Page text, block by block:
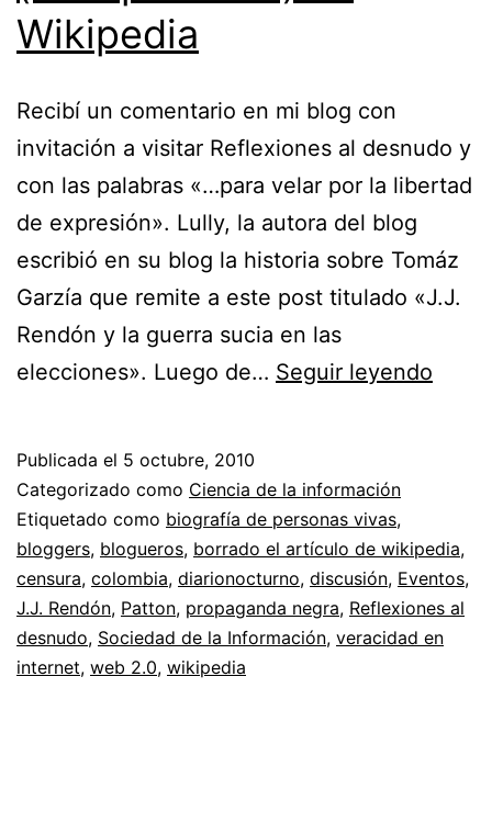
Wikipedia
Recibí un comentario en mi blog con
invitación a visitar Reflexiones al desnudo y
con las palabras «…para velar por la libertad
de expresión». Lully, la autora del blog
escribió en su blog la historia sobre Tomáz
Garzía que remite a este post titulado «J.J.
Rendón y la guerra sucia en las
elecciones». Luego de… Seguir leyendo
en
Publicada el 5 octubre, 2010
Categorizado como Ciencia de la información
Etiquetado como biografía de personas vivas,
bloggers, blogueros, borrado el artículo de wikipedia,
censura, colombia, diarionocturno, discusión, Eventos,
J.J. Rendón, Patton, propaganda negra, Reflexiones al
desnudo, Sociedad de la Información, veracidad en
internet, web 2.0, wikipedia